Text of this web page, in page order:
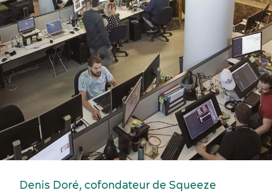
Denis Doré, cofondateur de Squeeze